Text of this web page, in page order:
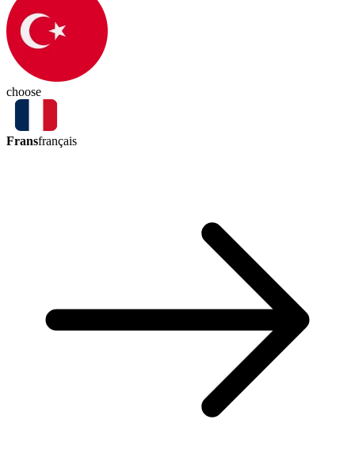
choose
Fransfrançais